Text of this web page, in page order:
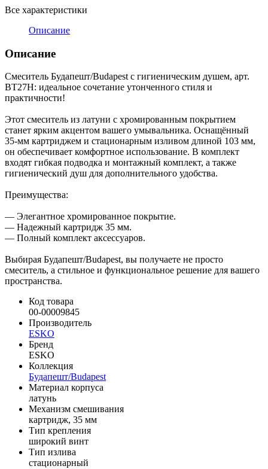
Все характеристики
Описание
Описание
Смеситель Будапешт/Budapest с гигиеническим душем, арт.
BT27H: идеальное сочетание утонченного стиля и
практичности!
Этот смеситель из латуни с хромированным покрытием
станет ярким акцентом вашего умывальника. Оснащённый
35-мм картриджем и стационарным изливом длиной 103 мм,
он обеспечивает комфортное использование. В комплект
входят гибкая подводка и монтажный комплект, а также
гигиенический душ для дополнительного удобства.
Преимущества:
— Элегантное хромированное покрытие.
— Надежный картридж 35 мм.
— Полный комплект аксессуаров.
Выбирая Будапешт/Budapest, вы получаете не просто
смеситель, а стильное и функциональное решение для вашего
пространства.
Код товара
00-00009845
Производитель
ESKO
Бренд
ESKO
Коллекция
Будапешт/Budapest
Материал корпуса
латунь
Механизм смешивания
картридж, 35 мм
Тип крепления
широкий винт
Тип излива
стационарный